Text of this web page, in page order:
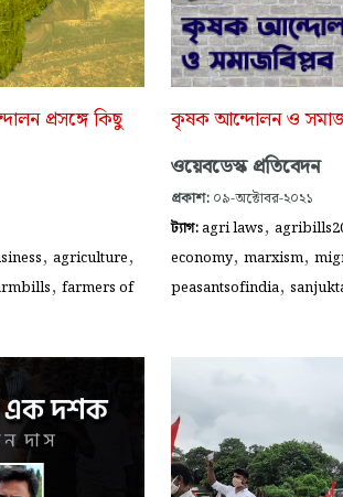
প্রসঙ্গে কিছু
, agriculture,
, farmers of
কৃষক আন্দোলন ও
ওয়েবডেস্ক প্রতিবেদন
প্রকাশ: ০৯-অক্টোবর-২০২১
ট্যাগ:agri laws,
economy, marxism,
peasantsofindia,